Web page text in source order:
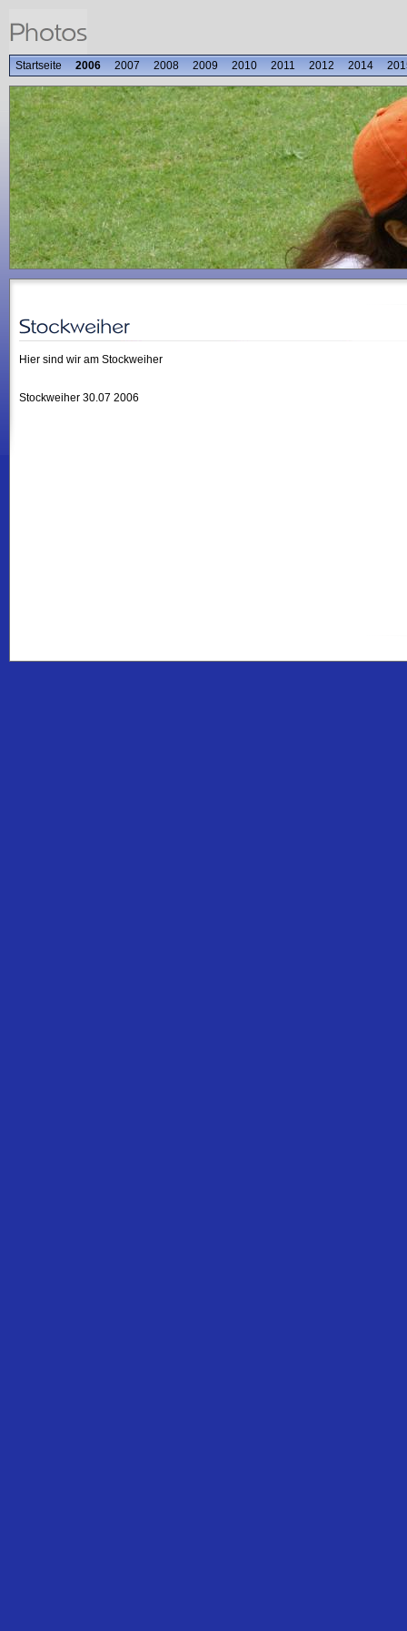
Startseite 2006 2007 2008 2009 2010 2011 2012 2014
Hier sind wir am Stockweiher
Stockweiher 30.07 2006